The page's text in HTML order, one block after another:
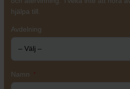
hjälpa till.
Avdelning
Namn